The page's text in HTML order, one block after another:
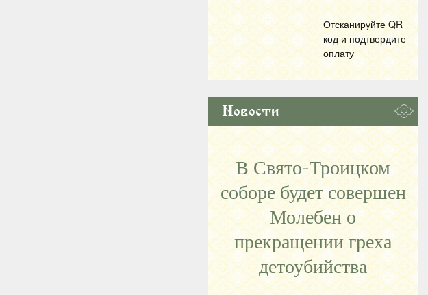
Отсканируйте QR
код и подтвердите
оплату
Новости
В Свято-Троицком
соборе будет совершен
Молебен о
прекращении греха
детоубийства